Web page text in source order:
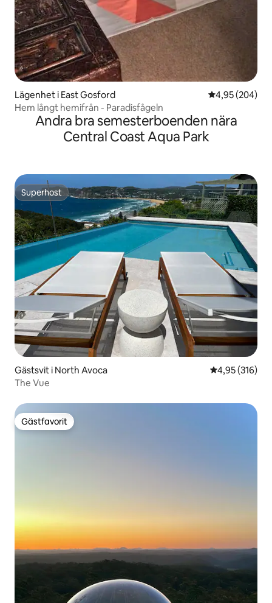
Lägenhet i East Gosford 4,95 av 5 i
4,95 (204)
Hem långt hemifrån - Paradisfågeln
Andra bra semesterboenden nära
Central Coast Aqua Park
Superhost
Superhost
Gästsvit i North Avoca 4,95 av 5 i
4,95 (316)
The Vue
Gästfavorit
Gästfavorit